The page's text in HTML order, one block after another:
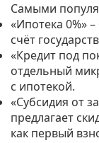
Самыми
«Ипотека 0%»
счёт
«Кредит под
отдельный
с ипотекой.
«Субсидия от
предлагает
как первый